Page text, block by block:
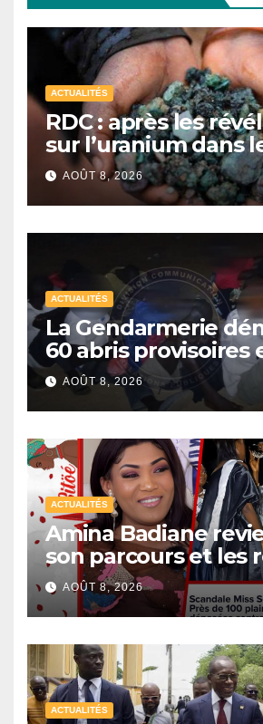
ACTUALITÉS
RDC : après les
sur l’uranium dans
exportations de
Kinshasa lance une
campagne de
AOÛT 8, 2026
ACTUALITÉS
La Gendarmerie
60 abris provisoires
interpelle 27
AOÛT 8, 2026
ACTUALITÉS
Amina Badiane
son parcours et les
de Miss Sénégal
AOÛT 8, 2026
ACTUALITÉS